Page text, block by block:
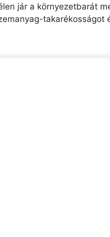
jár a környezetbarát